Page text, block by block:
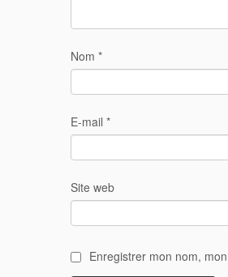
Nom *
E-mail *
Site web
Enregistrer mon nom,